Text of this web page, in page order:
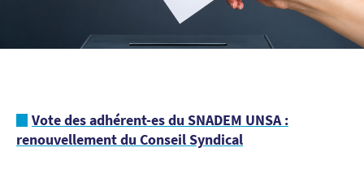
Vote des adhérent-es du SNADEM UNSA :
renouvellement du Conseil Syndical